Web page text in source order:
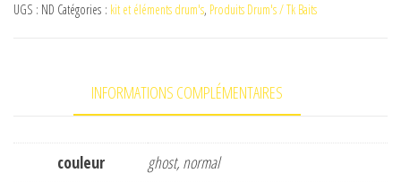
kit
UGS : ND Catégories : kit et éléments drum's, Produits Drum's / Tk Baits
INFORMATIONS COMPLÉMENTAIRES
couleur ghost, normal